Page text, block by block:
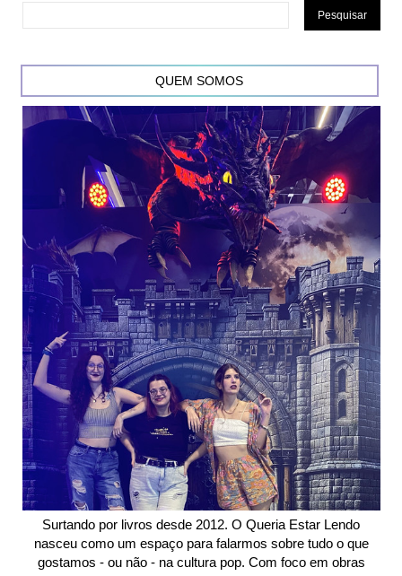
QUEM SOMOS
Surtando por livros desde 2012. O Queria Estar Lendo
nasceu como um espaço para falarmos sobre tudo o que
gostamos - ou não - na cultura pop. Com foco em obras